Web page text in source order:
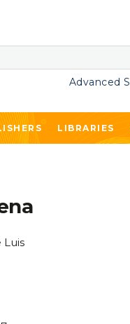
Advanced
LIBRARIES
Luis